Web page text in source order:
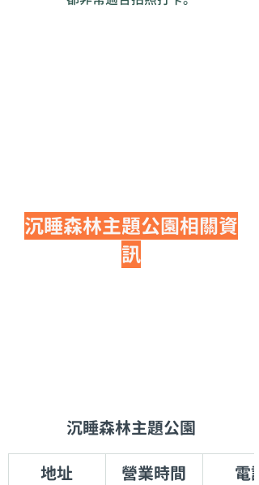
沉睡森林主題公園相關資
訊
沉睡森林主題公園
地址
營業時間 電話